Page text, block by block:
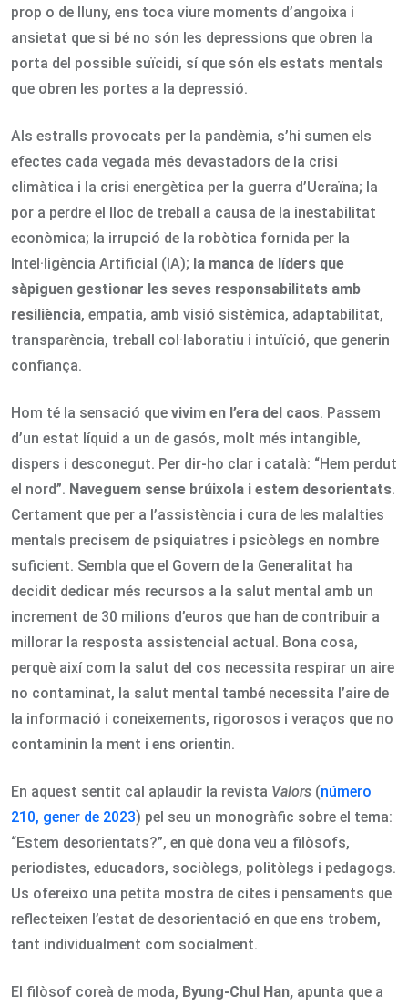
prop o de lluny, ens toca viure moments d’angoixa i
ansietat que si bé no són les depressions que obren la
porta del possible suïcidi, sí que són els estats mentals
que obren les portes a la depressió.
Als estralls provocats per la pandèmia, s’hi sumen els
efectes cada vegada més devastadors de la crisi
climàtica i la crisi energètica per la guerra d’Ucraïna; la
por a perdre el lloc de treball a causa de la inestabilitat
econòmica; la irrupció de la robòtica fornida per la
Intel·ligència Artificial (IA); la manca de líders que
sàpiguen gestionar les seves responsabilitats amb
resiliència, empatia, amb visió sistèmica, adaptabilitat,
transparència, treball col·laboratiu i intuïció, que generin
confiança.
Hom té la sensació que vivim en l’era del caos. Passem
d’un estat líquid a un de gasós, molt més intangible,
dispers i desconegut. Per dir-ho clar i català: “Hem perdut
el nord”. Naveguem sense brúixola i estem desorientats.
Certament que per a l’assistència i cura de les malalties
mentals precisem de psiquiatres i psicòlegs en nombre
suficient. Sembla que el Govern de la Generalitat ha
decidit dedicar més recursos a la salut mental amb un
increment de 30 milions d’euros que han de contribuir a
millorar la resposta assistencial actual. Bona cosa,
perquè així com la salut del cos necessita respirar un aire
no contaminat, la salut mental també necessita l’aire de
la informació i coneixements, rigorosos i veraços que no
contaminin la ment i ens orientin.
En aquest sentit cal aplaudir la revista Valors (número
210, gener de 2023) pel seu un monogràfic sobre el tema:
“Estem desorientats?”, en què dona veu a filòsofs,
periodistes, educadors, sociòlegs, politòlegs i pedagogs.
Us ofereixo una petita mostra de cites i pensaments que
reflecteixen l’estat de desorientació en que ens trobem,
tant individualment com socialment.
El filòsof coreà de moda, Byung-Chul Han, apunta que a